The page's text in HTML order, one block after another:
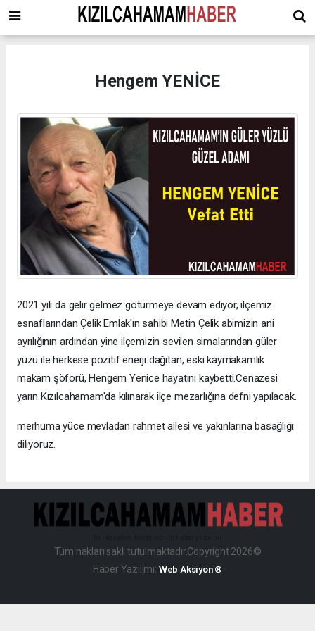
Hengem YENİCE
2021 yılı da gelir gelmez götürmeye devam ediyor, ilçemiz
esnaflarından Çelik Emlak'ın sahibi Metin Çelik abimizin ani
ayrılığının ardından yine ilçemizin sevilen simalarından güler
yüzü ile herkese pozitif enerji dağıtan, eski kaymakamlık
makam şöforü, Hengem Yenice hayatını kaybetti.Cenazesi
yarın Kızılcahamam'da kılınarak ilçe mezarlığına defni yapılacak.
merhuma yüce mevladan rahmet ailesi ve yakınlarına basağlığı
diliyoruz.
Tüm hakları saklı tutulmaktadır.Copyright 2026©
Haber Yazılımı: Web Aksiyon ®